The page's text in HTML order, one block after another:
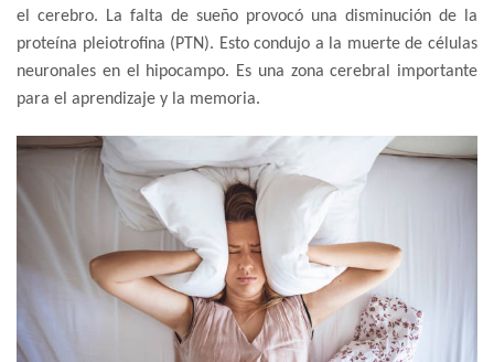
el cerebro. La falta de sueño provocó una disminución de la
proteína pleiotrofina (PTN). Esto condujo a la muerte de células
neuronales en el hipocampo. Es una zona cerebral importante
para el aprendizaje y la memoria.